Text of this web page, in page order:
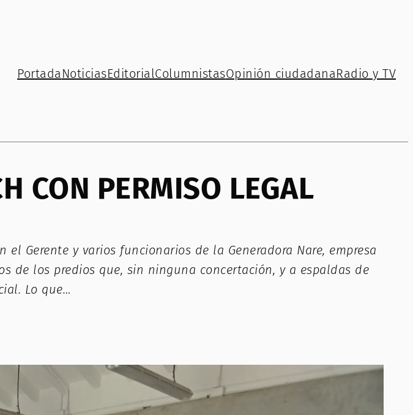
Portada NoticiasEditorialColumnistasOpinión ciudadanaRadio y TV
CON PERMISO LEGAL
Gerente y varios funcionarios de la Generadora Nare, empresa
de los predios que, sin ninguna concertación, y a espaldas de
Lo que…